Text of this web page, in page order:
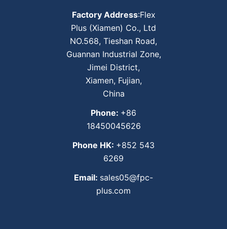
Factory Address:Flex
Plus (Xiamen) Co., Ltd
NO.568, Tieshan Road,
Guannan Industrial Zone,
Jimei District,
Xiamen, Fujian,
China
Phone: +86
18450045626
Phone HK: +852 543
6269
Email: sales05@fpc-
plus.com